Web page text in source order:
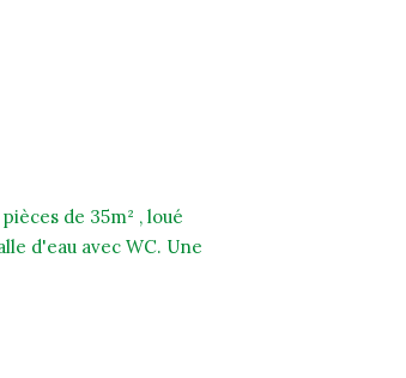
de 35m² , loué
d'eau avec WC. Une